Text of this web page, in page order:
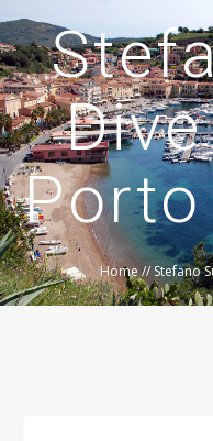
Home //Stefano